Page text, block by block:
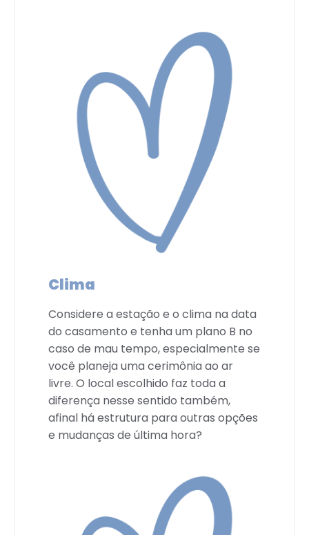
Clima
Considere a estação e o clima na data
do casamento e tenha um plano B no
caso de mau tempo, especialmente se
você planeja uma cerimônia ao ar
livre. O local escolhido faz toda a
diferença nesse sentido também,
afinal há estrutura para outras opções
e mudanças de última hora?